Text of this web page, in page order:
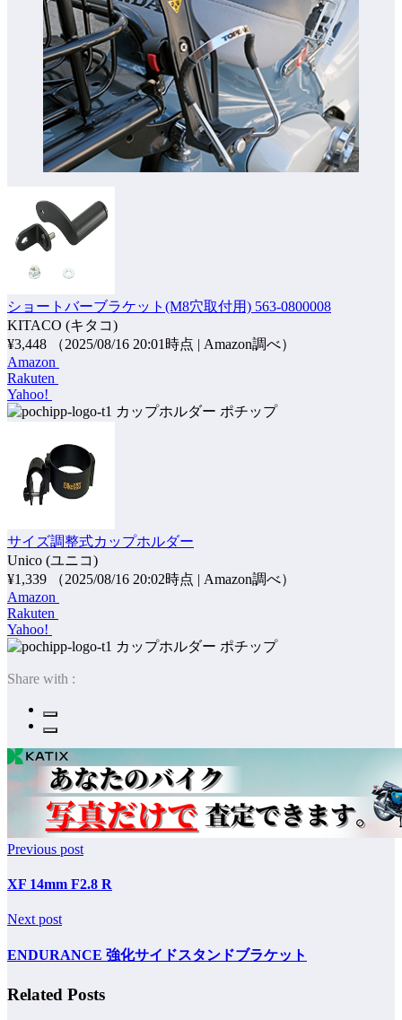
ショートバーブラケット(M8穴取付用) 563-0800008
KITACO (キタコ)
¥3,448
（2025/08/16 20:01時点 | Amazon調べ）
Amazon
Rakuten
Yahoo!
ポチップ
サイズ調整式カップホルダー
Unico (ユニコ)
¥1,339
（2025/08/16 20:02時点 | Amazon調べ）
Amazon
Rakuten
Yahoo!
ポチップ
Share with :
Previous post
XF 14mm F2.8 R
Next post
ENDURANCE 強化サイドスタンドブラケット
Related Posts